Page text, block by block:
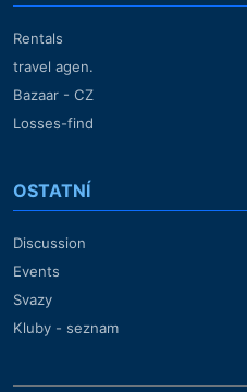
Rentals
travel agen.
Bazaar - CZ
Losses-find
OSTATNÍ
Discussion
Events
Svazy
Kluby - seznam